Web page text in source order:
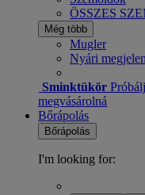
ÖSSZES
Még több
Mugler
Nyári
Sminktükör
megvásárolná
Bőrápolás
Bőrápolás
I'm looking for: